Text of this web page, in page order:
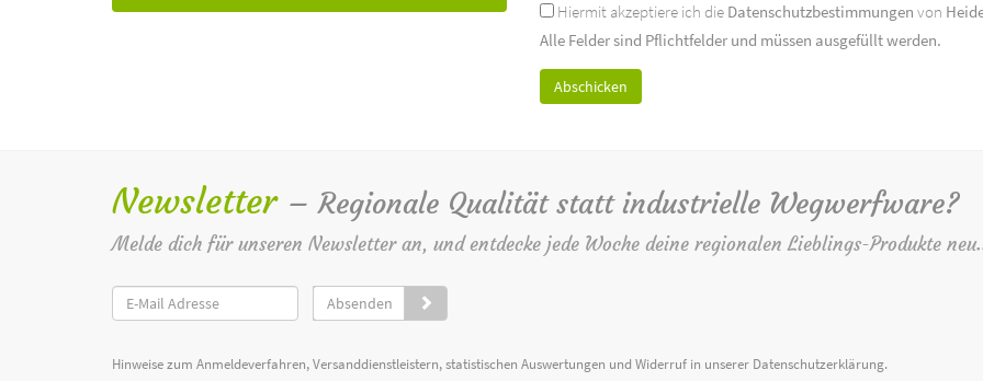
Hiermit akzeptiere ich die Datenschutzbestimmungen von
Alle Felder sind Pflichtfelder und müssen ausgefüllt werden.
Newsletter – Regionale Qualität statt industrielle Wegwerfware?
Melde dich für unseren Newsletter an, und entdecke jede Woche deine regionalen Lieblings-Produkte
Absenden
Hinweise zum Anmeldeverfahren, Versanddienstleistern, statistischen Auswertungen und Widerruf in unserer Datenschutzerklärung.